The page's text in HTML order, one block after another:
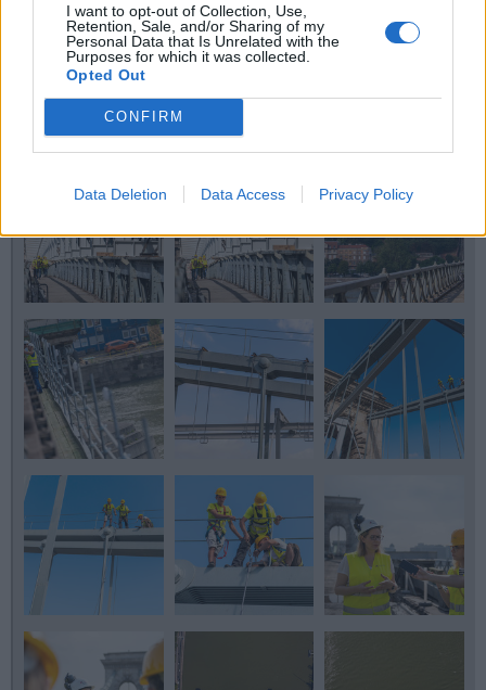
I want to opt-out of Collection, Use,
Retention, Sale, and/or Sharing of my
Personal Data that Is Unrelated with the
Purposes for which it was collected.
Opted Out
CONFIRM
Data Deletion Data Access Privacy Policy